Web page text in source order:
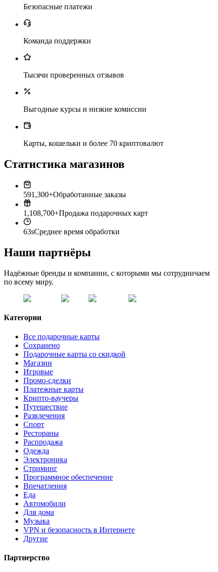
Безопасные платежи
Команда поддержки
Тысячи проверенных отзывов
Выгодные курсы и низкие комиссии
Карты, кошельки и более 70 криптовалют
Статистика магазинов
591,300+Обработанные заказы
1,108,700+Продажа подарочных карт
63sСреднее время обработки
Наши партнёры
Надёжные бренды и компании, с которыми мы сотрудничаем
по всему миру.
Категории
Все подарочные карты
Сохранено
Подарочные карты со скидкой
Магазин
Игровые
Промо-сделки
Платежные карты
Крипто-ваучеры
Путешествие
Развлечения
Спорт
Рестораны
Распродажа
Одежда
Электроника
Стриминг
Программное обеспечение
Впечатления
Еда
Автомобили
Для дома
Музыка
VPN и безопасность в Интернете
Другие
Партнерство